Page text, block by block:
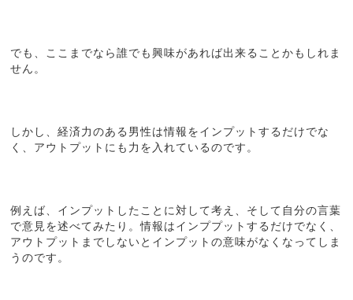
でも、ここまでなら誰でも興味があれば出来ることかもしれま
せん。
しかし、経済力のある男性は情報をインプットするだけでな
く、アウトプットにも力を入れているのです。
例えば、インプットしたことに対して考え、そして自分の言葉
で意見を述べてみたり。情報はインププットするだけでなく、
アウトプットまでしないとインプットの意味がなくなってしま
うのです。